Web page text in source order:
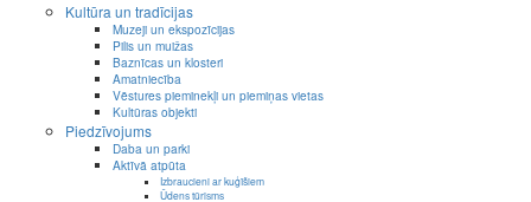
Kultūra un tradīcijas
Muzeji un ekspozīcijas
Pilis un muižas
Baznīcas un klosteri
Amatniecība
Vēstures pieminekļi un piemiņas vietas
Kultūras objekti
Piedzīvojums
Daba un parki
Aktīvā atpūta
Izbraucieni ar kuģīšiem
Ūdens tūrisms